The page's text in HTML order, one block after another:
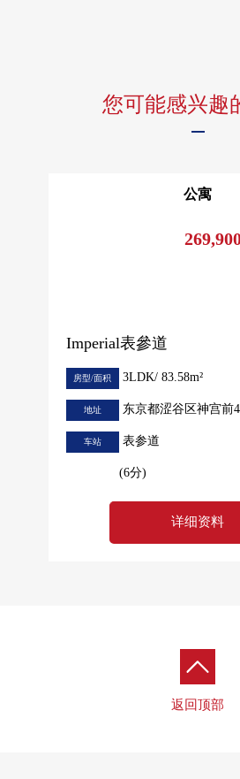
您可能感兴趣
公寓
Imperial表參道
房型/面积 3LDK/ 83.58m²
地址 东京都涩谷区神宫前
车站 表参道
(6分)
详细资料
返回顶部